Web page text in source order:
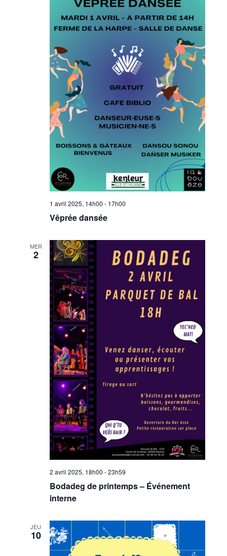
1 avril 2025, 14h00 - 17h00
Vêprée dansée
MER
2
2 avril 2025, 18h00 -23h59
Bodadeg de printemps – Événement
interne
JEU
10